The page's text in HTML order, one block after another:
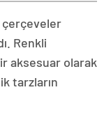
çerçeveler
Renkli
aksesuar olarak
tarzların